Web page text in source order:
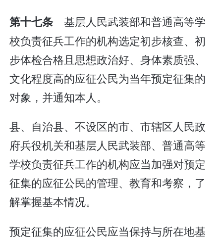
第十七条 基层人民武装部和普通高等学
校负责征兵工作的机构选定初步核查、初
步体检合格且思想政治好、身体素质强、
文化程度高的应征公民为当年预定征集的
对象，并通知本人。
县、自治县、不设区的市、市辖区人民政
府兵役机关和基层人民武装部、普通高等
学校负责征兵工作的机构应当加强对预定
征集的应征公民的管理、教育和考察，了
解掌握基本情况。
预定征集的应征公民应当保持与所在地基